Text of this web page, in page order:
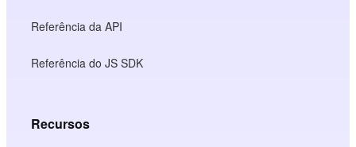
Referência da API
Referência do JS SDK
Recursos